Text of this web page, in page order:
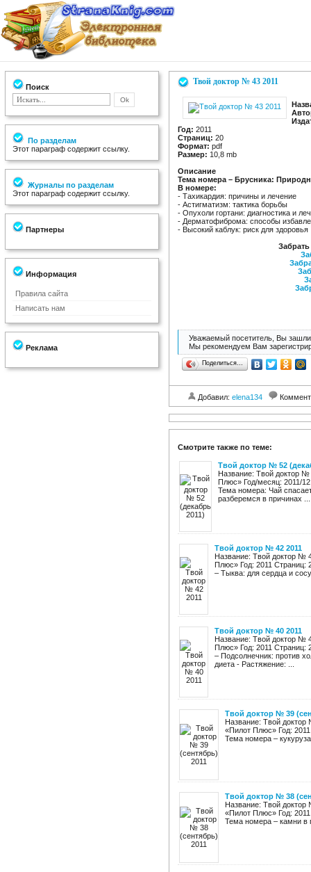
Поиск
По разделам
Этот параграф содержит ссылку.
Журналы по разделам
Этот параграф содержит ссылку.
Партнеры
Информация
Правила сайта
Написать нам
Реклама
Твой доктор № 43 2011
Год: 2011
Страниц: 20
Формат: pdf
Размер: 10,8 mb
Описание
Тема номера – Брусника:
В номере:
- Тахикардия: причины и лечение
- Астигматизм: тактика борьбы
- Опухоли гортани: диагностика и
- Дерматофиброма: способы
- Высокий каблук: риск для здоровья
Уважаемый посетитель, Вы зашли
Мы рекомендуем Вам
Поделиться…
Добавил: elena134
Смотрите также по теме:
Твой доктор № 52
Название: Твой доктор №
Плюс» Год/месяц: 2011/
Тема номера: Чай
разберемся в причинах ...
Твой доктор № 42 2011
Название: Твой доктор №
Плюс» Год: 2011 Страниц:
– Тыква: для сердца и
Твой доктор № 40 2011
Название: Твой доктор №
Плюс» Год: 2011 Страниц:
– Подсолнечник: против
диета - Растяжение: ...
Твой доктор № 39
Название: Твой доктор
«Пилот Плюс» Год:
Тема номера –
Твой доктор № 38
Название: Твой доктор
«Пилот Плюс» Год:
Тема номера – камни в